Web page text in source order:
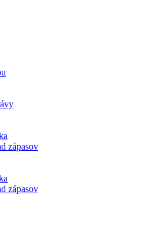
zápasov
zápasov